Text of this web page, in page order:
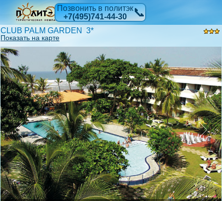
Позвонить в политэк
+7(495)741-44-30
📞
CLUB PALM GARDEN 3*
Показать на карте